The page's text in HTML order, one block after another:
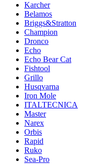
Karcher
Belamos
Briggs&Stratton
Champion
Dronco
Echo
Echo Bear Cat
Fishtool
Grillo
Husqvarna
Iron Mole
ITALTECNICA
Master
Narex
Orbis
Rapid
Ruko
Sea-Pro